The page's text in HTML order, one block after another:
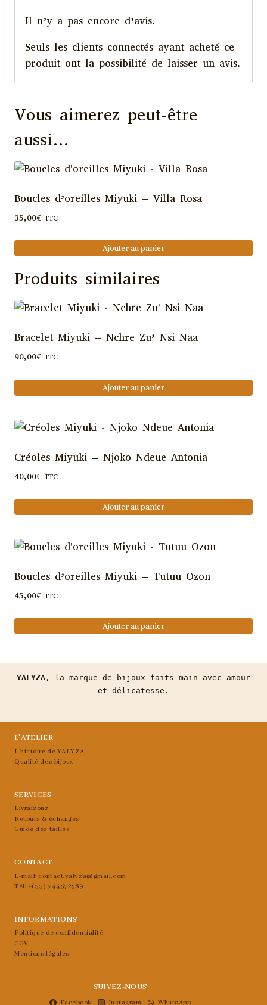
Il n’y a pas encore d’avis.
Seuls les clients connectés ayant acheté ce
produit ont la possibilité de laisser un avis.
Vous aimerez peut-être
aussi…
Boucles d’oreilles Miyuki – Villa Rosa
35,00€ TTC
Ajouter au panier
Produits similaires
Bracelet Miyuki – Nchre Zu’ Nsi Naa
90,00€ TTC
Ajouter au panier
Créoles Miyuki – Njoko Ndeue Antonia
40,00€ TTC
Ajouter au panier
Boucles d’oreilles Miyuki – Tutuu Ozon
45,00€ TTC
Ajouter au panier
YALYZA , la marque de bijoux faits main avec amour
et délicatesse.
L’ATELIER
L’histoire de YALYZA
Qualité des bijoux
SERVICES
Livraisons
Retours & échanges
Guide des tailles
CONTACT
E-mail: contact.yalyza@gmail.com
Tél: +(33) 744572589
INFORMATIONS
Politique de confidentialité
CGV
Mentions légales
SUIVEZ-NOUS
Facebook Instagram WhatsApp